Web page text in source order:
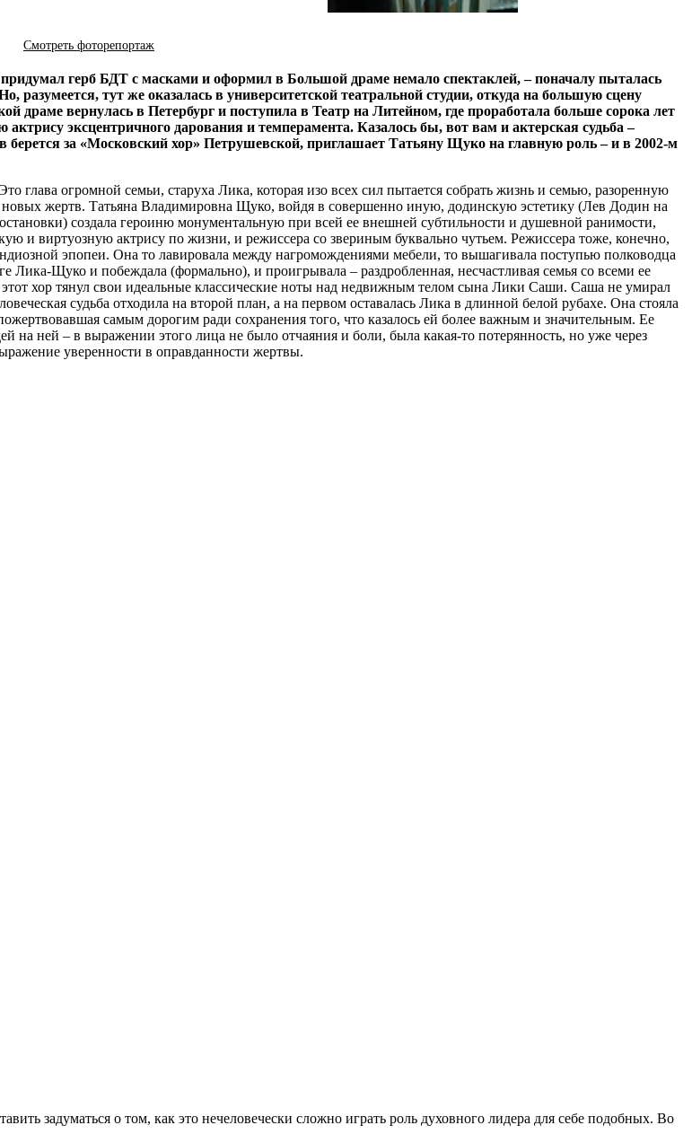
Смотреть фоторепортаж
герб БДТ с масками и оформил в Большой драме немало спектаклей, – поначалу пыталась
разумеется, тут же оказалась в университетской театральной студии, откуда на большую сцену
драме вернулась в Петербург и поступила в Театр на Литейном, где проработала больше сорока лет
эксцентричного дарования и темперамента. Казалось бы, вот вам и актерская судьба –
за «Московский хор» Петрушевской, приглашает Татьяну Щуко на главную роль – и в 2002-м
огромной семьи, старуха Лика, которая изо всех сил пытается собрать жизнь и семью, разоренную
жертв. Татьяна Владимировна Щуко, войдя в совершенно иную, додинскую эстетику (Лев Додин на
создала героиню монументальную при всей ее внешней субтильности и душевной ранимости,
и виртуозную актрису по жизни, и режиссера со звериным буквально чутьем. Режиссера тоже, конечно,
эпопеи. Она то лавировала между нагромождениями мебели, то вышагивала поступью полководца
Лика-Щуко и побеждала (формально), и проигрывала – раздробленная, несчастливая семья со всеми ее
хор тянул свои идеальные классические ноты над недвижным телом сына Лики Саши. Саша не умирал
судьба отходила на второй план, а на первом оставалась Лика в длинной белой рубахе. Она стояла
самым дорогим ради сохранения того, что казалось ей более важным и значительным. Ее
на ней – в выражении этого лица не было отчаяния и боли, была какая-то потерянность, но уже через
уверенности в оправданности жертвы.
задуматься о том, как это нечеловечески сложно играть роль духовного лидера для себе подобных. Во